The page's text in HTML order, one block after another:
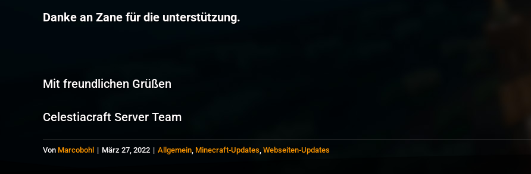
Danke an Zane für die unterstützung.
Mit freundlichen Grüßen
Celestiacraft Server Team
Von Marcobohl | März 27, 2022 | Allgemein, Minecraft-Updates, Webseiten-Updates